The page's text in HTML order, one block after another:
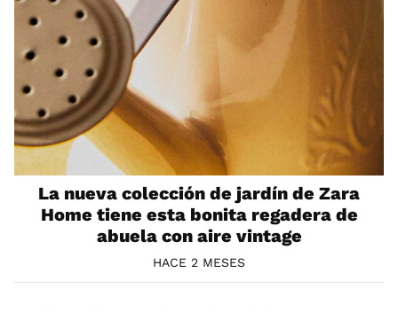
La nueva colección de jardín de Zara
Home tiene esta bonita regadera de
abuela con aire vintage
HACE 2 MESES